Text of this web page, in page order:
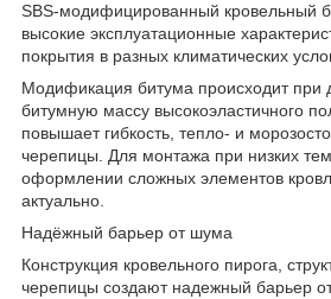
SBS-модифицированный кровельный
высокие эксплуатационные
покрытия в разных климатических
Модификация битума происходит при
битумную массу высокоэластичного
повышает гибкость, тепло- и
черепицы. Для монтажа при низких
оформлении сложных элементов
актуально.
Надёжный барьер от шума
Конструкция кровельного пирога,
черепицы создают надежный барьер